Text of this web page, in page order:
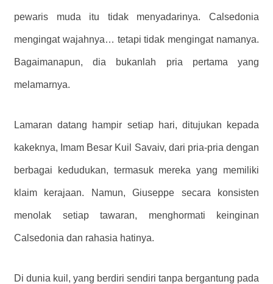
pewaris muda itu tidak menyadarinya. Calsedonia
mengingat wajahnya… tetapi tidak mengingat namanya.
Bagaimanapun, dia bukanlah pria pertama yang
melamarnya.
Lamaran datang hampir setiap hari, ditujukan kepada
kakeknya, Imam Besar Kuil Savaiv, dari pria-pria dengan
berbagai kedudukan, termasuk mereka yang memiliki
klaim kerajaan. Namun, Giuseppe secara konsisten
menolak setiap tawaran, menghormati keinginan
Calsedonia dan rahasia hatinya.
Di dunia kuil, yang berdiri sendiri tanpa bergantung pada